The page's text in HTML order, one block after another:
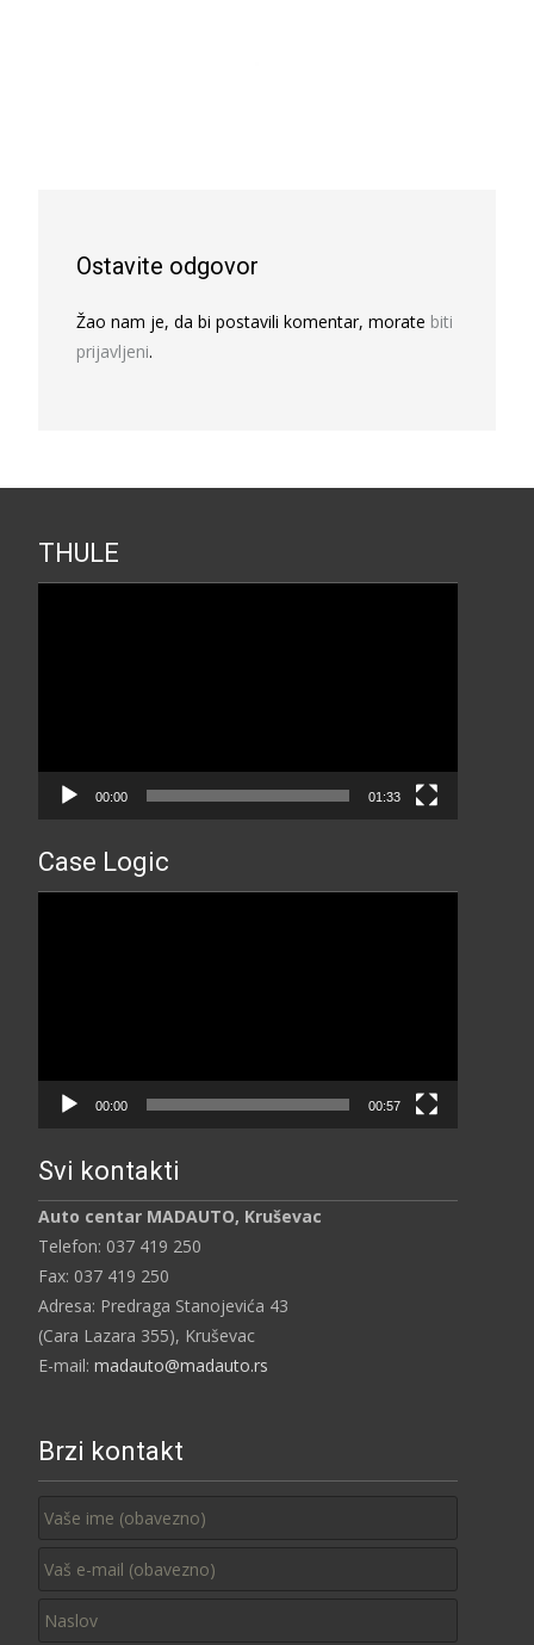
Ostavite odgovor
Žao nam je, da bi postavili komentar, morate biti
prijavljeni.
THULE
00:00 01:33
Case Logic
00:00 00:57
Svi kontakti
Auto centar MADAUTO, Kruševac
Telefon: 037 419 250
Fax: 037 419 250
Adresa: Predraga Stanojevića 43
(Cara Lazara 355), Kruševac
E-mail: madauto@madauto.rs
Brzi kontakt